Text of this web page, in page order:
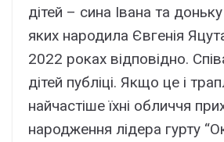
дітей – сина Івана та
яких народила Євгенія
2022 роках відповідно.
дітей публіці. Якщо це і
найчастіше їхні обличчя
народження лідера гурту